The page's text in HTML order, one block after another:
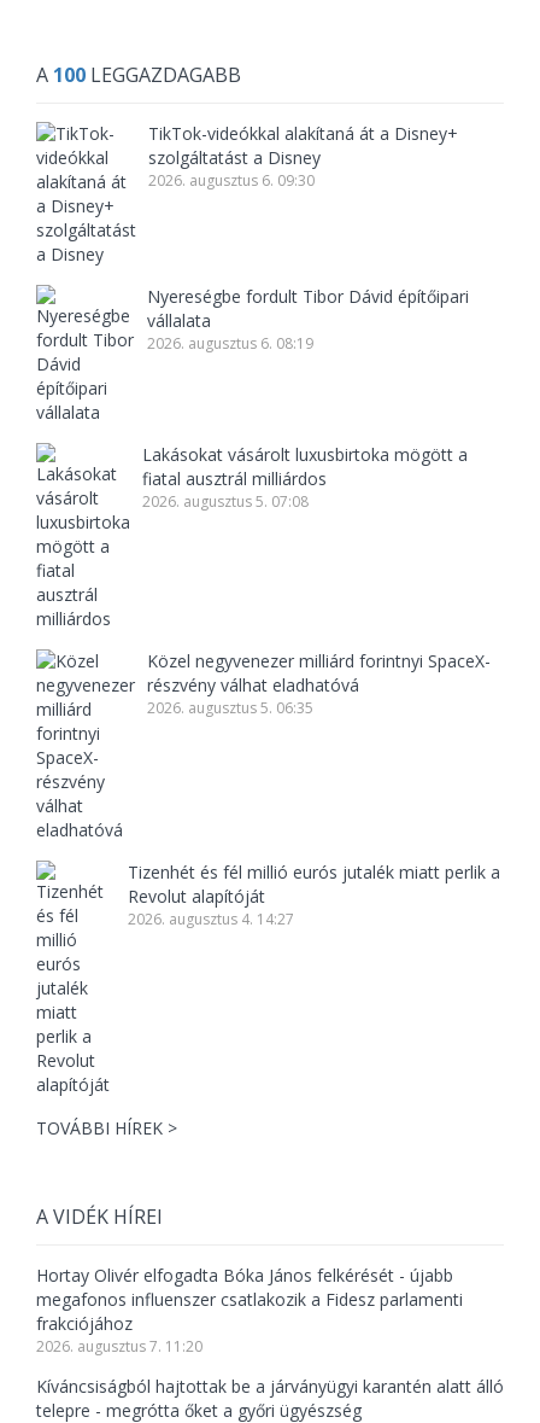
A 100 LEGGAZDAGABB
TikTok-videókkal alakítaná át a Disney+
szolgáltatást a Disney
2026. augusztus 6. 09:30
Nyereségbe fordult Tibor Dávid építőipari
vállalata
2026. augusztus 6. 08:19
Lakásokat vásárolt luxusbirtoka mögött a
fiatal ausztrál milliárdos
2026. augusztus 5. 07:08
Közel negyvenezer milliárd forintnyi SpaceX-
részvény válhat eladhatóvá
2026. augusztus 5. 06:35
Tizenhét és fél millió eurós jutalék miatt perlik a
Revolut alapítóját
2026. augusztus 4. 14:27
TOVÁBBI HÍREK >
A VIDÉK HÍREI
Hortay Olivér elfogadta Bóka János felkérését - újabb
megafonos influenszer csatlakozik a Fidesz parlamenti
frakciójához
2026. augusztus 7. 11:20
Kíváncsiságból hajtottak be a járványügyi karantén alatt álló
telepre - megrótta őket a győri ügyészség